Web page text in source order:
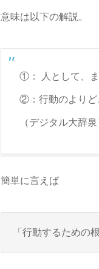
意味は以下の解説。
①： 人として、ま
②：行動のよりど
（デジタル大辞泉
簡単に言えば
「行動するための